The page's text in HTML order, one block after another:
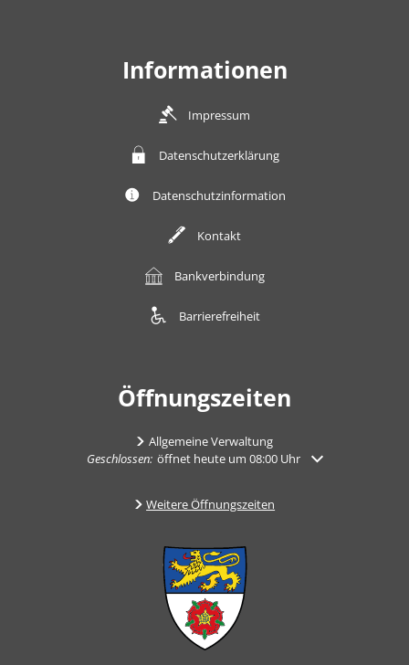
Informationen
Impressum
Datenschutzerklärung
Datenschutzinformation
Kontakt
Bankverbindung
Barrierefreiheit
Öffnungszeiten
Allgemeine Verwaltung
Klicken, um weitere Öffnungs- oder Schließzeiten
Geschlossen: öffnet heute um 08:00 Uhr
Weitere Öffnungszeiten